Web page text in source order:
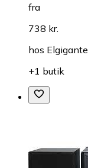
fra
738 kr.
hos
+1 butik